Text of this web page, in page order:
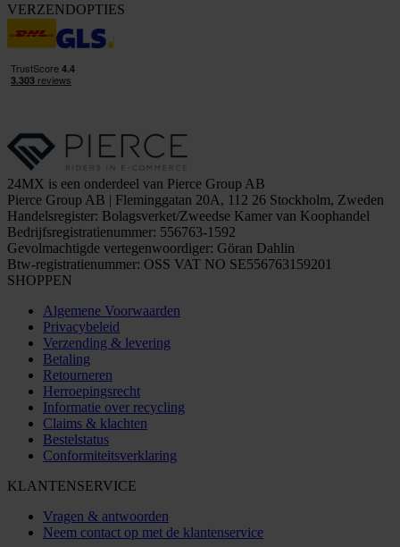
VERZENDOPTIES
24MX is een onderdeel van Pierce Group AB
Pierce Group AB | Fleminggatan 20A, 112 26 Stockholm, Zweden
Handelsregister: Bolagsverket/Zweedse Kamer van Koophandel
Bedrijfsregistratienummer: 556763-1592
Gevolmachtigde vertegenwoordiger: Göran Dahlin
Btw-registratienummer: OSS VAT NO SE556763159201
SHOPPEN
Algemene Voorwaarden
Privacybeleid
Verzending & levering
Betaling
Retourneren
Herroepingsrecht
Informatie over recycling
Claims & klachten
Bestelstatus
Conformiteitsverklaring
KLANTENSERVICE
Vragen & antwoorden
Neem contact op met de klantenservice